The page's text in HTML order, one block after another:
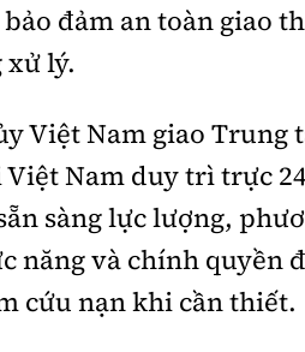
đảm an toàn giao
xử lý.
Việt Nam giao Trung
Nam duy trì trực
sàng lực lượng,
năng và chính quyền
cứu nạn khi cần thiết.